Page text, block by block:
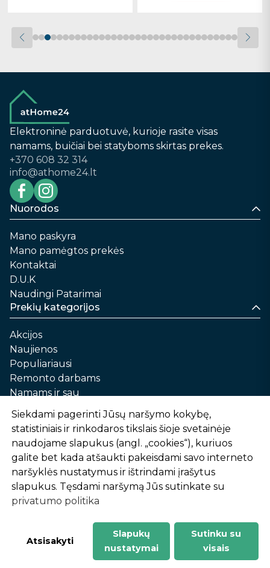
Elektroninė parduotuvė, kurioje rasite visas
namams, buičiai bei statyboms skirtas prekes.
+370 608 32 314
info@athome24.lt
Nuorodos
Mano paskyra
Mano pamėgtos prekės
Kontaktai
D.U.K
Naudingi Patarimai
Prekių kategorijos
Akcijos
Naujienos
Populiariausi
Remonto darbams
Namams ir sau
Automobilių priežiūrai
Sodui ir daržui
Informacija
Apie mus
Prekių pirkimo – pardavimo taisyklės
Prekių pristatymas ir atsiėmimas
Garantinis aptarnavimas ir prekių grąžinimas
Privatumo politika
AtHome24.lt © 2026 Visos teisės saugomos
-
1
2
%
n
u
o
l
a
i
d
a
Siekdami pagerinti Jūsų naršymo kokybę,
statistiniais ir rinkodaros tikslais šioje svetainėje
naudojame slapukus (angl. „cookies“), kuriuos
galite bet kada atšaukti pakeisdami savo interneto
naršyklės nustatymus ir ištrindami įrašytus
slapukus. Tęsdami naršymą Jūs sutinkate su
privatumo politika
Atsisakyti
Slapukų
nustatymai
Sutinku su
visais